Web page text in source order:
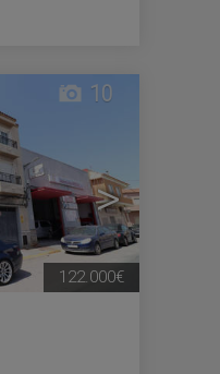
>
10
122.000€